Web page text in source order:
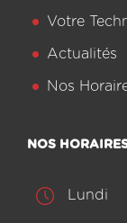
Votre
Actualités
Nos
NOS
Lundi